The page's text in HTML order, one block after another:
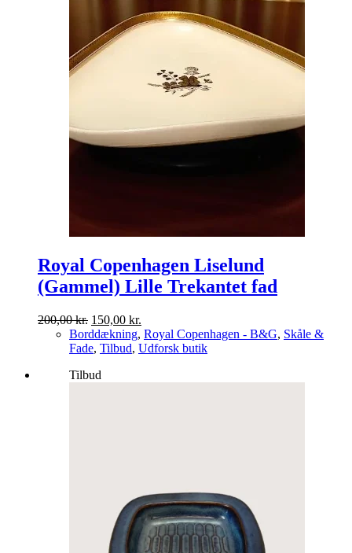
Royal Copenhagen Liselund
(Gammel) Lille Trekantet fad
200,00kr. Den
oprindelige
pris
200,00 kr..
150,00 kr.
aktuelle
pris
Borddækning, Royal Copenhagen - B&G, Skåle &
Fade, Tilbud, Udforsk butik
Tilbud